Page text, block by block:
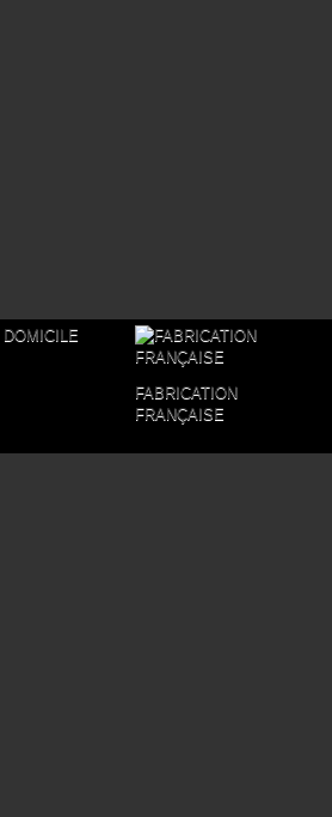
FABRICATION
FRANÇAISE